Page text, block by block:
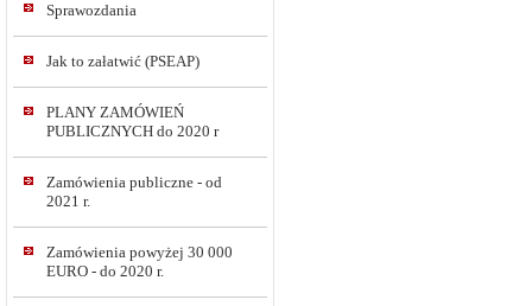
Sprawozdania
Jak to załatwić (PSEAP)
PLANY ZAMÓWIEŃ
PUBLICZNYCH do 2020 r
Zamówienia publiczne - od
2021 r.
Zamówienia powyżej 30 000
EURO - do 2020 r.